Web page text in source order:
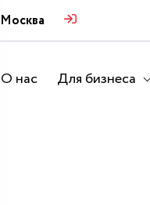
Москва
О нас Для бизнеса